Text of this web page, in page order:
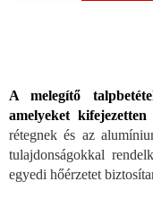
A melegítő
amelyeket
rétegnek és az
tulajdonságokkal
egyedi hőérzetet